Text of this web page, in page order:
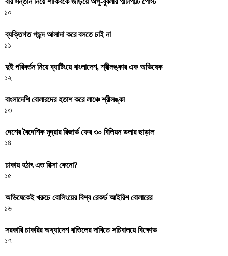
১০
ব্যক্তিগত পছন্দ আলাদা করে বলতে চাই না
১১
দুই পরিবর্তন নিয়ে ব্যাটিংয়ে বাংলাদেশ, শ্রীলঙ্কার এক অভিষেক
১২
বাংলাদেশি বোলারদের হতাশ করে লাঞ্চে শ্রীলঙ্কা
১৩
দেশের বৈদেশিক মুদ্রার রিজার্ভ ফের ৩০ বিলিয়ন ডলার ছাড়াল
১৪
ঢাকায় হঠাৎ এত রিক্সা কেনো?
১৫
অভিষেকেই খরুচে বোলিংয়ের বিশ্ব রেকর্ড আইরিশ বোলারের
১৬
সরকারি চাকরির অধ্যাদেশ বাতিলের দাবিতে সচিবালয়ে বিক্ষোভ
১৭